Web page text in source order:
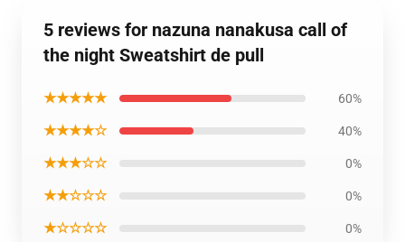
5 reviews for nazuna nanakusa call of
the night Sweatshirt de pull
★★★★★ 60%
★★★★☆ 40%
★★★☆☆ 0%
★★☆☆☆ 0%
★☆☆☆☆ 0%